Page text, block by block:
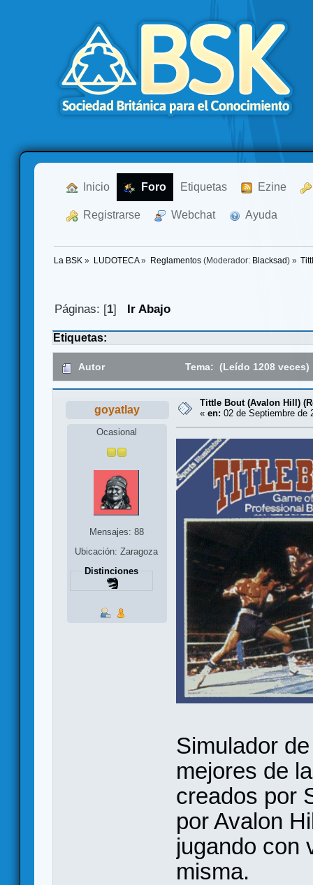
Inicio Foro Etiquetas Ezine
Registrarse Webchat Ayuda
La BSK » LUDOTECA» Reglamentos(Moderador: Blacksad ) »
Páginas: [1] Ir Abajo
Etiquetas:
Autor Tema: (Leído 1208 veces)
goyatlay
Ocasional
Mensajes: 88
Ubicación: Zaragoza
Distinciones
Tittle Bout (Avalon Hill)
« en: 02 de Septiembre de
Simulador
mejores de
creados por
por Avalon
jugando con
misma.